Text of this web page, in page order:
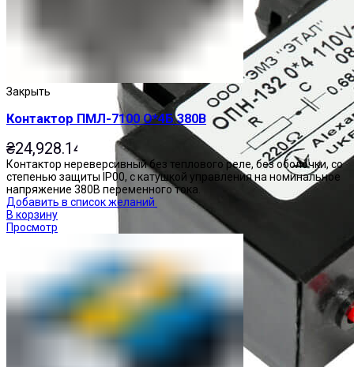
Закрыть
Контактор ПМЛ-7100 О*4Б 380В
₴24,928.14
Контактор нереверсивный без теплового реле, без оболочки, со
степенью защиты IP00, с катушкой управления на номинальное
напряжение 380В переменного тока.
Добавить в список желаний
В корзину
Просмотр